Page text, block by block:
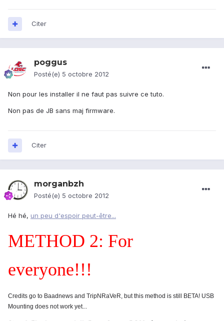
Citer
poggus
Posté(e) 5 octobre 2012
Non pour les installer il ne faut pas suivre ce tuto.
Non pas de JB sans maj firmware.
Citer
morganbzh
Posté(e) 5 octobre 2012
Hé hé, un peu d'espoir peut-être...
METHOD 2: For
everyone!!!
Credits go to Baadnews and TripNRaVeR, but this method is still BETA! USB
Mounting does not work yet...